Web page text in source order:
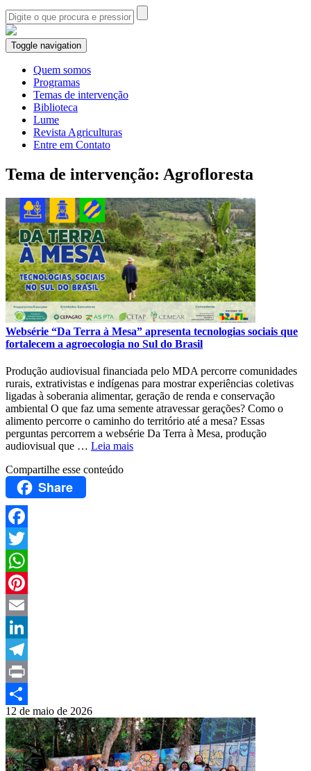
Toggle navigation
Quem somos
Programas
Temas de intervenção
Biblioteca
Lume
Revista Agriculturas
Entre em Contato
Tema de intervenção: Agrofloresta
Websérie “Da Terra à Mesa” apresenta tecnologias sociais que
fortalecem a agroecologia no Sul do Brasil
Produção audiovisual financiada pelo MDA percorre comunidades
rurais, extrativistas e indígenas para mostrar experiências coletivas
ligadas à soberania alimentar, geração de renda e conservação
ambiental O que faz uma semente atravessar gerações? Como o
alimento percorre o caminho do território até a mesa? Essas
perguntas percorrem a websérie Da Terra à Mesa, produção
audiovisual que … Leia mais
Compartilhe esse conteúdo
Share
Facebook
Twitter
WhatsApp
Pinterest
Email
LinkedIn
Telegram
Print
Compartilhar
12 de maio de 2026